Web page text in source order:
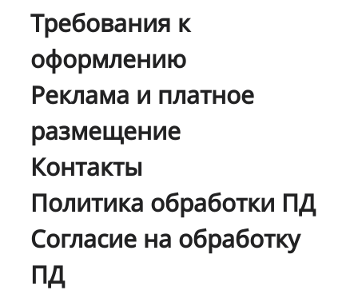
Требования к
оформлению
Реклама и платное
размещение
Контакты
Политика обработки ПД
Согласие на обработку
ПД